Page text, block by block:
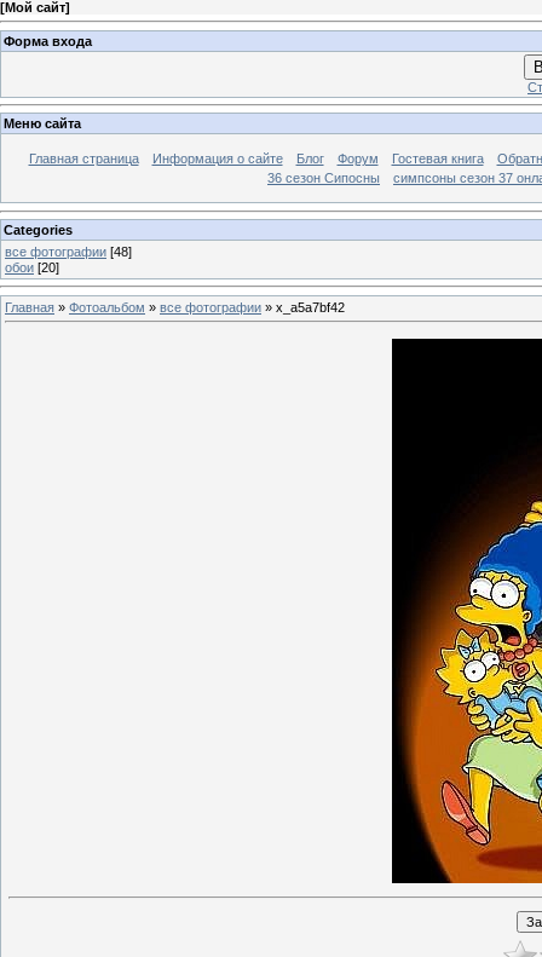
[Мой сайт]
Форма входа
Меню сайта
Главная страница Информация о сайте Блог Форум Гостевая книга
36 сезон Сипосны
симпсоны сезон 37
Categories
все фотографии [48]
обои [20]
Главная » Фотоальбом » все фотографии » x_a5a7bf42